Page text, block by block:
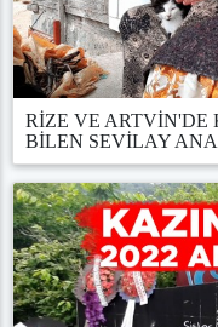
RİZE VE
BİLEN SEVİLAY ANA